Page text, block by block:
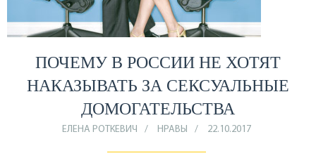
ПОЧЕМУ В РОССИИ НЕ ХОТЯТ
НАКАЗЫВАТЬ ЗА СЕКСУАЛЬНЫЕ
ДОМОГАТЕЛЬСТВА
ЕЛЕНА РОТКЕВИЧ НРАВЫ 22.10.2017